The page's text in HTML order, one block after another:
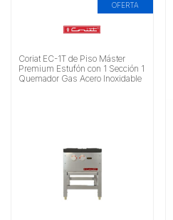
OFERTA
Coriat EC-1T de Piso Máster
Premium Estufón con 1 Sección 1
Quemador Gas Acero Inoxidable